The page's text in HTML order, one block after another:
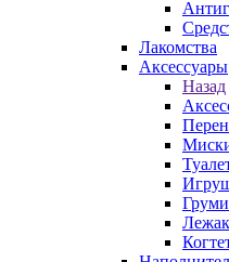
Лакомства
Аксессуары
Назад